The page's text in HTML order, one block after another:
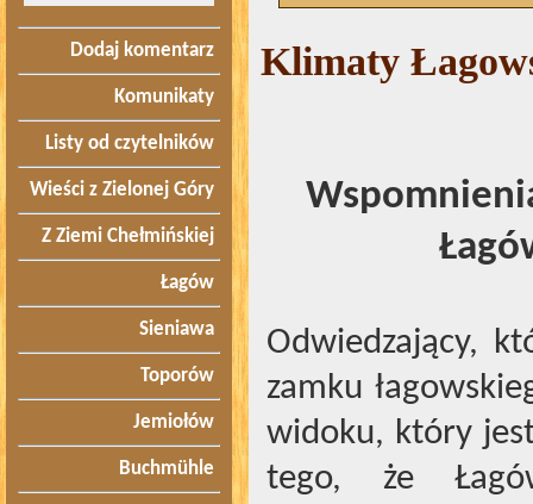
Dodaj komentarz
Komunikaty
Listy od czytelników
Wieści z Zielonej Góry
Z Ziemi Chełmińskiej
Łagów
Sieniawa
Toporów
Jemiołów
Buchmühle
Klimaty
Odwiedzający,
zamku
widoku, który
tego, że